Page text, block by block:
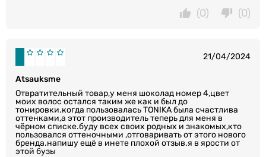
(0)
(0)
21/04/2024
Atsauksme
Отвратительный товар,у меня шоколад номер 4,цвет
моих волос остался таким же как и был до
тонировки.когда пользовалась ТОNIKA была счастлива
оттенками,а этот производитель теперь для меня в
чёрном списке.буду всех своих родных и знакомых,кто
пользовался оттеночными ,отговаривать от этого нового
бренда.напишу ещё в инете плохой отзыв.я в ярости от
этой бузы